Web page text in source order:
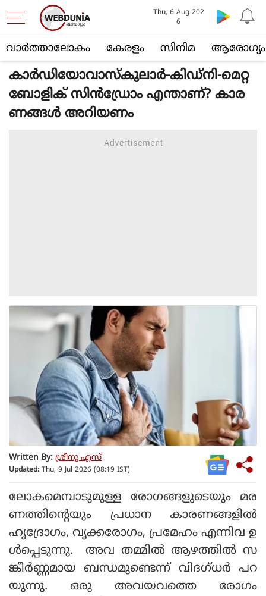
വാര്‍ത്താലോകം കേരളം സിനിമ ആരോഗ്യം
Thu, 6 Aug 202
6
കാര്‍ഡിയോവാസ്‌കുലാര്‍-കിഡ്‌നി-മെറ്റ
ബോളിക് സിന്‍ഡ്രോം എന്താണ്? കാര
ണങ്ങള്‍ അറിയണം
Written By: ശ്രീനു എസ്
Updated: Thu, 9 Jul 2026 (08:19 IST)
ലോകമെമ്പാടുമുള്ള രോഗങ്ങളുടെയും മര
ണത്തിന്റെയും പ്രധാന കാരണങ്ങളില്‍
ഹൃദ്രോഗം, വൃക്കരോഗം, പ്രമേഹം എന്നിവ ഉ
ള്‍പ്പെടുന്നു. അവ തമ്മില്‍ ആഴത്തില്‍ സ
ങ്കീര്‍ണ്ണമായ ബന്ധമുണ്ടെന്ന് വിദഗ്ധര്‍ പറ
യുന്നു. ഒരു അവയവത്തെ രോഗം